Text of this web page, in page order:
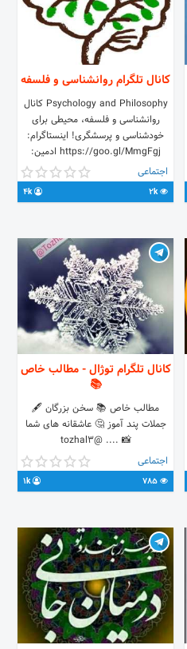
کانال تلگرام روانشناسی و فلسفه
Psychology and Philosophy کانال
روانشناسی و فلسفه، محیطی برای
خودشناسی و پرسشگری! اینستاگرام:
https://goo.gl/MmgFgj ادمین:
اجتماعی
2k
4k
کانال تلگرام توژال - مطالب خاص
📚
مطالب خاص 📚 سخن بزرگان 🖋️
جملات پند آموز 🤔 عاشقانه های شما
📸 .... @tozhal3
اجتماعی
1k